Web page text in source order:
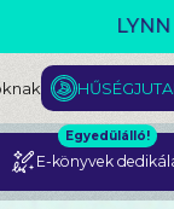
L. J. SHEN:
E-könyvek
Egyedülálló!